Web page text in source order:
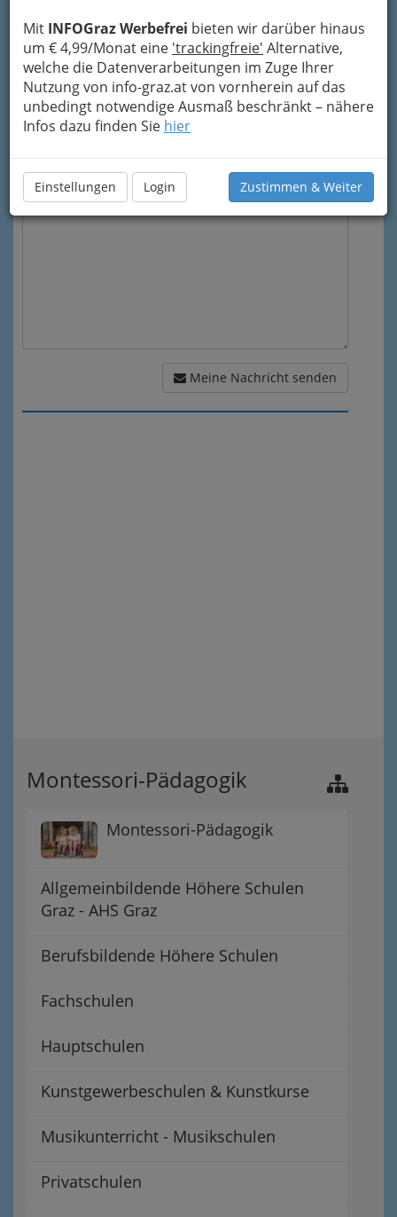
Mit INFOGraz Werbefrei bieten wir darüber hinaus
um € 4,99/Monat eine 'trackingfreie' Alternative,
welche die Datenverarbeitungen im Zuge Ihrer
Nutzung von info-graz.at von vornherein auf das
unbedingt notwendige Ausmaß beschränkt – nähere
Infos dazu finden Sie hier
Einstellungen Login Zustimmen & Weiter
Meine Email Adresse
Mein Betreff
Meine Nachricht
Meine Nachricht senden
Montessori-Pädagogik
Montessori-Pädagogik
Allgemeinbildende Höhere Schulen
Graz - AHS Graz
Berufsbildende Höhere Schulen
Fachschulen
Hauptschulen
Kunstgewerbeschulen & Kunstkurse
Musikunterricht - Musikschulen
Privatschulen